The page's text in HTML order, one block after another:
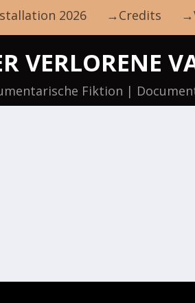
2026 →Credits
VERLORENE
Fiktion |